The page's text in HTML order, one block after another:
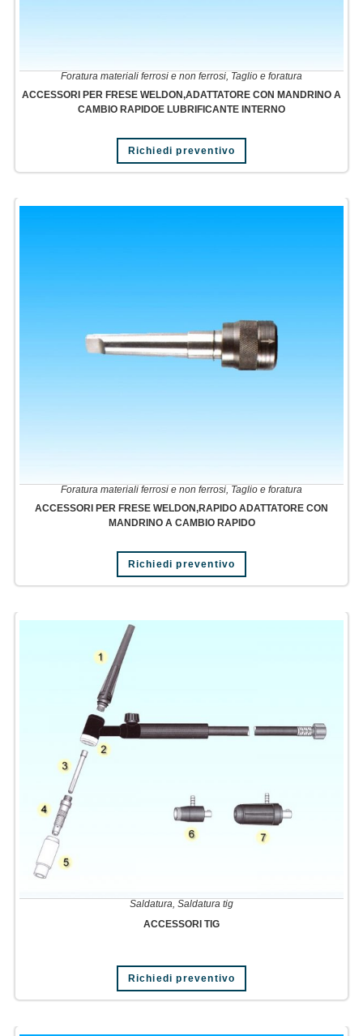
Foratura materiali ferrosi e non ferrosi Taglio e foratura
ACCESSORI PER FRESE WELDON,ADATTATORE CON MANDRINO A
CAMBIO RAPIDOE LUBRIFICANTE INTERNO
Richiedi preventivo
Foratura materiali ferrosi e non ferrosi, Taglio e foratura
ACCESSORI PER FRESE WELDON,RAPIDO ADATTATORE CON
MANDRINO A CAMBIO RAPIDO
Richiedi preventivo
Saldatura, Saldatura tig
ACCESSORI TIG
Richiedi preventivo